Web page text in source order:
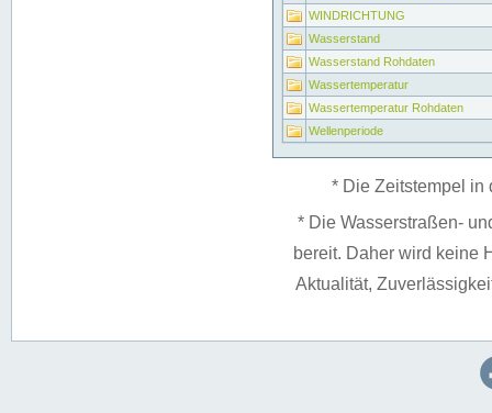
WINDRICHTUNG
Wasserstand
Wasserstand Rohdaten
Wassertemperatur
Wassertemperatur Rohdaten
Wellenperiode
* Die Zeitstempel in
* Die Wasserstraßen-
bereit. Daher wird keine
Aktualität,